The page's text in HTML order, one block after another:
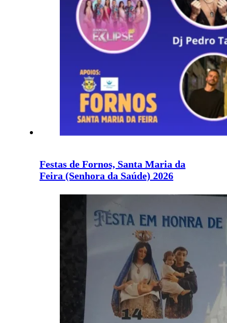
Festas de Fornos, Santa Maria da
Feira (Senhora da Saúde) 2026